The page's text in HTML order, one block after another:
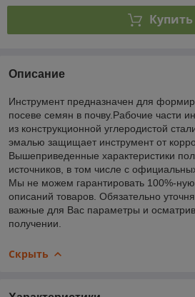
Купить
Описание
Инструмент предназначен для
посеве семян в почву.Рабочие части
из конструкционной углеродистой
эмалью защищает инструмент от
Вышеприведенные характеристики
источников, в том числе с
Мы не можем гарантировать 100%-ную
описаний товаров. Обязательно
важные для Вас параметры и
получении.
Скрыть